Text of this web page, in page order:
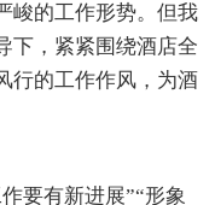
峻的工作形势。但我
下，紧紧围绕酒店全
行的工作作风，为酒
要有新进展”“形象